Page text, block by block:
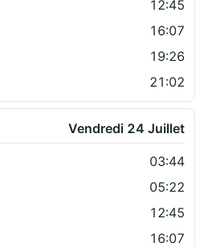
12:45
16:07
19:26
21:02
Vendredi 24 Juillet
03:44
05:22
12:45
16:07